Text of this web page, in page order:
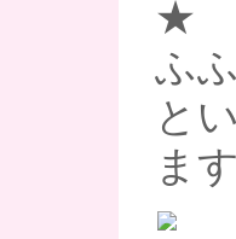
★
ふ
と
ま